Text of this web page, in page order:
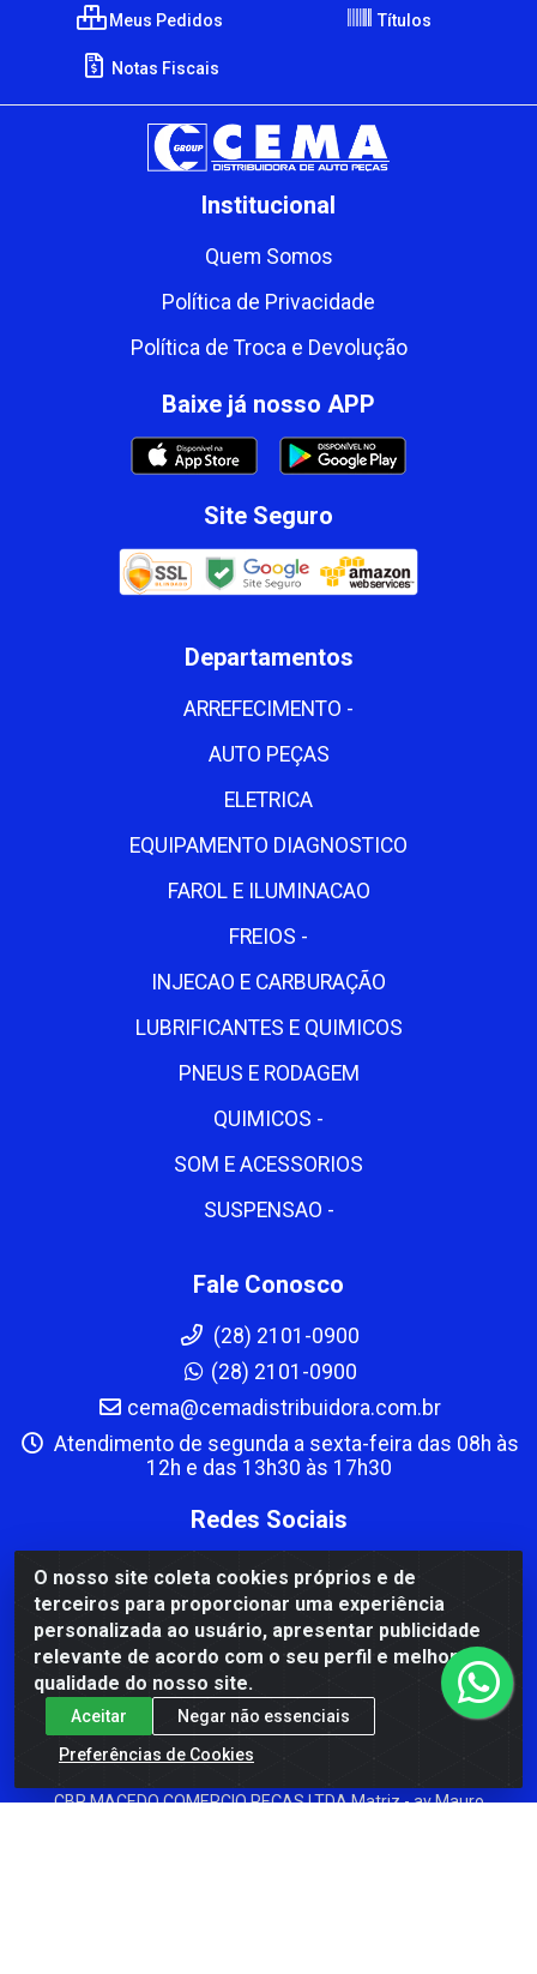
O nosso site coleta cookies próprios e de
terceiros para proporcionar uma experiência
personalizada ao usuário, apresentar publicidade
relevante de acordo com o seu perfil e melhorar a
qualidade do nosso site.
Aceitar
Negar não essenciais
Preferências de Cookies
Meus Pedidos Títulos
Notas Fiscais
Institucional
Quem Somos
Política de Privacidade
Política de Troca e Devolução
Baixe já nosso APP
Site Seguro
Departamentos
ARREFECIMENTO -
AUTO PEÇAS
ELETRICA
EQUIPAMENTO DIAGNOSTICO
FAROL E ILUMINACAO
FREIOS -
INJECAO E CARBURAÇÃO
LUBRIFICANTES E QUIMICOS
PNEUS E RODAGEM
QUIMICOS -
SOM E ACESSORIOS
SUSPENSAO -
Fale Conosco
(28) 2101-0900
(28) 2101-0900
cema@cemadistribuidora.com.br
Atendimento de segunda a sexta-feira das 08h às
12h e das 13h30 às 17h30
Redes Sociais
Instagram
Facebook
Formas de Pagamento
CBP MACEDO COMERCIO PEÇAS LTDA Matriz - av Mauro